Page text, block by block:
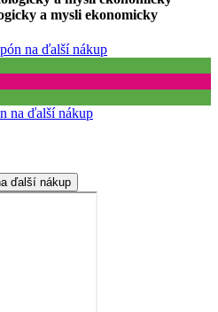
a mysli ekonomicky
na ďalší nákup
+ kupón na ďalší nákup